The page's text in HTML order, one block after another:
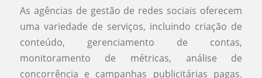
As agências de gestão de redes sociais oferecem
uma variedade de serviços, incluindo criação de
conteúdo, gerenciamento de contas,
monitoramento de métricas, análise de
concorrência e campanhas publicitárias pagas.